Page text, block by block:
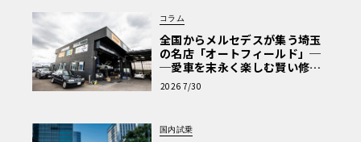
コラム
全国からメルセデスが集う埼玉
の名店「オートフィールド」─
─愛車を末永く楽しむ賢い修理
術と、プロがフックス製オイル
を選ぶ理由〈PR〉
2026 7/30
国内試乗